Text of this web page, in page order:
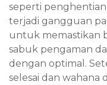
seperti
terjadi gangguan
untuk memastikan
sabuk pengaman
dengan optimal.
selesai dan wahana